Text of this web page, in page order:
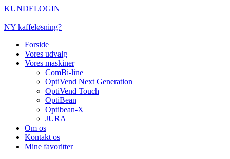
Videre
indhold
KUNDELOGIN
NY kaffeløsning?
Forside
Vores udvalg
Vores maskiner
ComBi-line
OptiVend Next Generation
OptiVend Touch
OptiBean
Optibean-X
JURA
Om os
Kontakt os
Mine favoritter